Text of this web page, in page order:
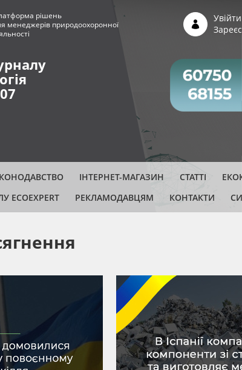
рішень
менеджерів природоохоронної
Увійти
ІНТЕРНЕТ-МАГАЗИН СТАТТІ
РЕКЛАМОДАВЦЯМ КОНТАКТИ